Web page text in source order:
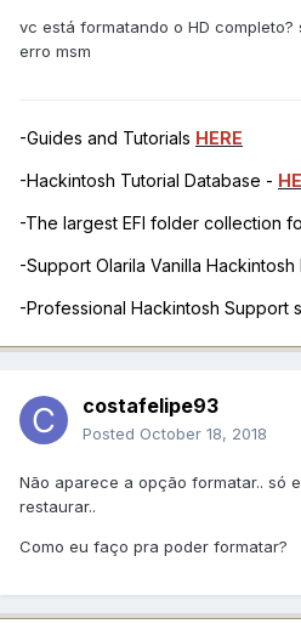
vc está formatando o HD
erro msm
-Guides and Tutorials HERE
-Hackintosh Tutorial Database -
-The largest EFI folder collection
-Support Olarila Vanilla
-Professional Hackintosh Support
costafelipe93
Posted October 18, 2018
Não aparece a opção formatar.. só
restaurar..
Como eu faço pra poder formatar?